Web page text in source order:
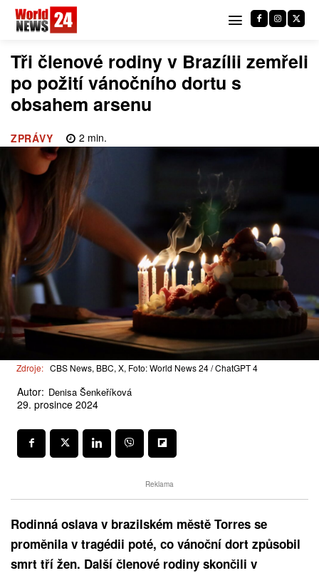
Tři členové rodiny v Brazílii zemřeli
po požití vánočního dortu s
obsahem arsenu
ZPRÁVY 2 min.
Zdroje: CBS News, BBC, X, Foto: World News 24 / ChatGPT 4
Autor: Denisa Šenkeříková
29. prosince 2024
Reklama
Rodinná oslava v brazilském městě Torres se
proměnila v tragédii poté, co vánoční dort způsobil
smrt tří žen. Další členové rodiny skončili v